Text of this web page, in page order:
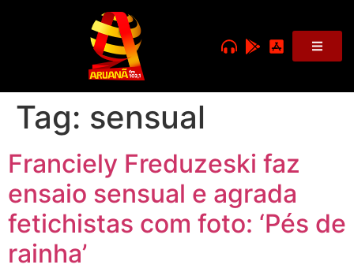
Tag: sensual
Franciely Freduzeski faz
ensaio sensual e agrada
fetichistas com foto: ‘Pés de
rainha’